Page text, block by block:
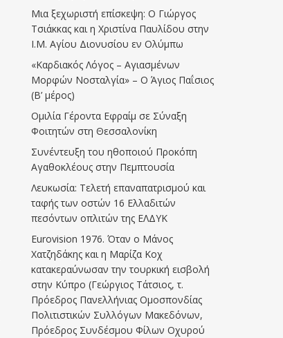
Μια ξεχωριστή επίσκεψη: Ο Γιώργος
Τσιάκκας και η Χριστίνα Παυλίδου στην
Ι.Μ. Αγίου Διονυσίου εν Ολύμπω
«Καρδιακός Λόγος – Αγιασμένων
Μορφών Νοσταλγία» – Ο Άγιος Παΐσιος
(Β’ μέρος)
Ομιλία Γέροντα Εφραίμ σε Σύναξη
Φοιτητών στη Θεσσαλονίκη
Συνέντευξη του ηθοποιού Προκόπη
Αγαθοκλέους στην Πεμπτουσία
Λευκωσία: Τελετή επαναπατρισμού και
ταφής των οστών 16 Ελλαδιτών
πεσόντων οπλιτών της ΕΛΔΥΚ
Eurovision 1976. Όταν ο Μάνος
Χατζηδάκης και η Μαρίζα Κοχ
κατακεραύνωσαν την τουρκική εισβολή
στην Κύπρο (Γεώργιος Τάτσιος, τ.
Πρόεδρος Πανελλήνιας Ομοσπονδίας
Πολιτιστικών Συλλόγων Μακεδόνων,
Πρόεδρος Συνδέσμου Φίλων Οχυρού